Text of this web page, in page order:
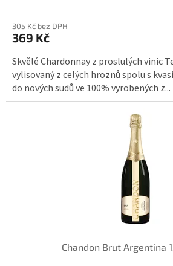
305 Kč bez DPH
369 Kč
Skvělé Chardonnay z proslulých vinic
vylisovaný z celých hroznů spolu s
do nových sudů ve 100% vyrobených z...
Chandon Brut Argentina